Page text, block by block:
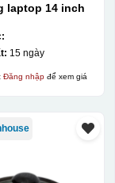
laptop 14 inch
15 ngày
Đăng nhậpđể xem giá